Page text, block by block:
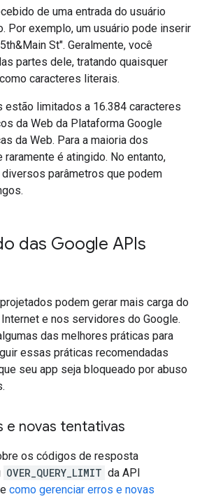
de uma entrada do usuário
Por exemplo, um usuário pode inserir
St". Geralmente, você
partes dele, tratando quaisquer
caracteres literais.
estão limitados a 16.384 caracteres
da Web da Plataforma Google
da Web. Para a maioria dos
é atingido. No entanto,
parâmetros que podem
das Google APIs
podem gerar mais carga do
e nos servidores do Google.
das melhores práticas para
essas práticas recomendadas
seu app seja bloqueado por abuso
e novas tentativas
os códigos de resposta
OVER_QUERY_LIMIT da API
como gerenciar erros e novas